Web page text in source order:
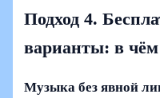
Подход 4.
варианты: в чём
Музыка без явной